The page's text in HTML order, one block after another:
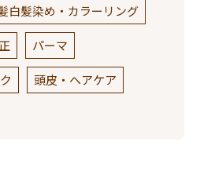
白髪染め・カラーリング
パーマ
頭皮・ヘアケア